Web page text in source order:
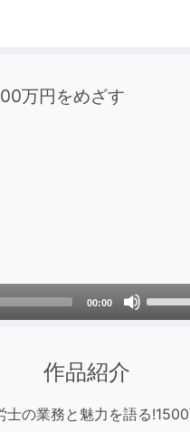
万円をめざす
00:00
or
作品紹介
の業務と魅力を語る